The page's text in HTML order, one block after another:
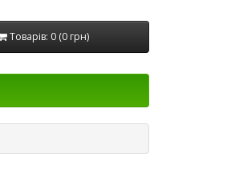
Товарів: 0 (0 грн)